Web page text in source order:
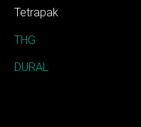
Tetrapak
THG
DURAL